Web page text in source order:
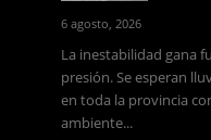
6 agosto, 2026
La inestabilidad gana
presión. Se esperan
en toda la provincia
ambiente...